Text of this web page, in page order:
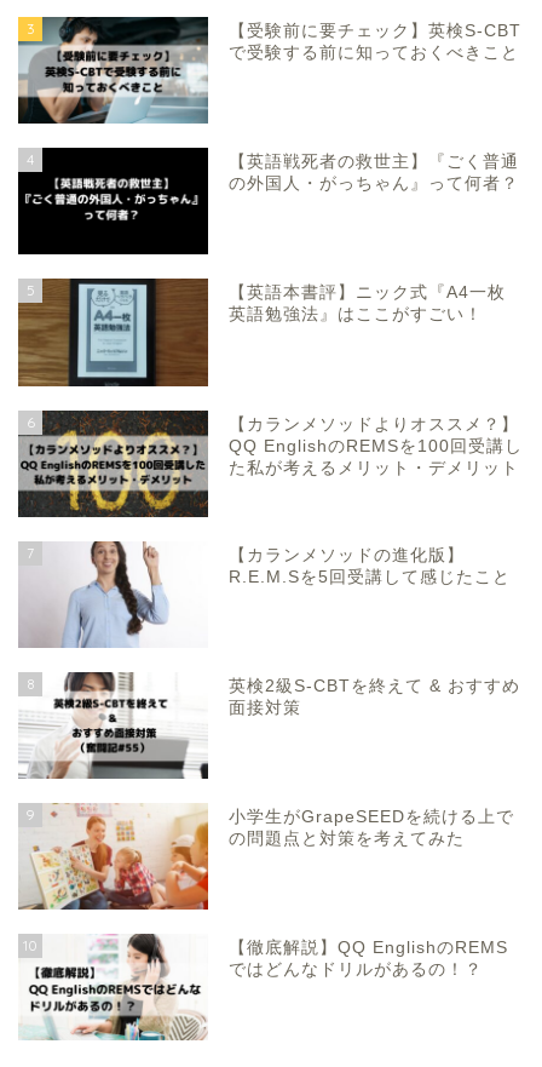
3
【受験前に要チェック】英検S-CBT
で受験する前に知っておくべきこと
4
【英語戦死者の救世主】『ごく普通
の外国人・がっちゃん』って何者？
5
【英語本書評】ニック式『A4一枚
英語勉強法』はここがすごい！
6
【カランメソッドよりオススメ？】
QQ EnglishのREMSを100回受講し
た私が考えるメリット・デメリット
7
【カランメソッドの進化版】
R.E.M.Sを5回受講して感じたこと
8
英検2級S-CBTを終えて & おすすめ
面接対策
9
小学生がGrapeSEEDを続ける上で
の問題点と対策を考えてみた
10
【徹底解説】QQ EnglishのREMS
ではどんなドリルがあるの！？